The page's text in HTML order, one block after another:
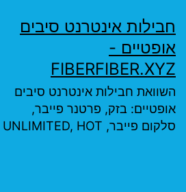
לתוכן
חבילות אינטרנט סיבים
אופטיים -
FIBERFIBER.XYZ
השוואת חבילות אינטרנט סיבים
אופטיים: בזק, פרטנר פייבר,
סלקום פייבר, UNLIMITED, HOT